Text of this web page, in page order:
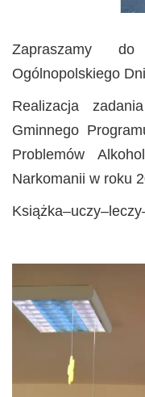
Zapraszamy
Ogólnopolskiego
Realizacja
Gminnego
Problemów
Narkomanii w roku